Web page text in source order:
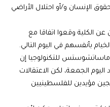
الإنسان و/أو احتلال الأراضي
عن الكلية وقعوا اتفاقا مع
بأنفسهم في اليوم التالي.
للتكنولوجيا إن
الجمعة، لكن الاعتقالات
مؤيدين للفلسطينيين